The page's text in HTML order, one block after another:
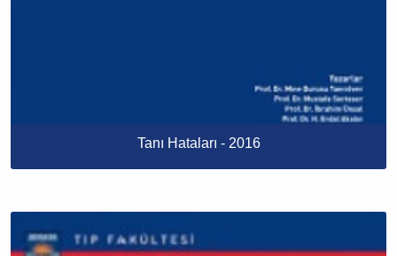
Tanı Hataları - 2016